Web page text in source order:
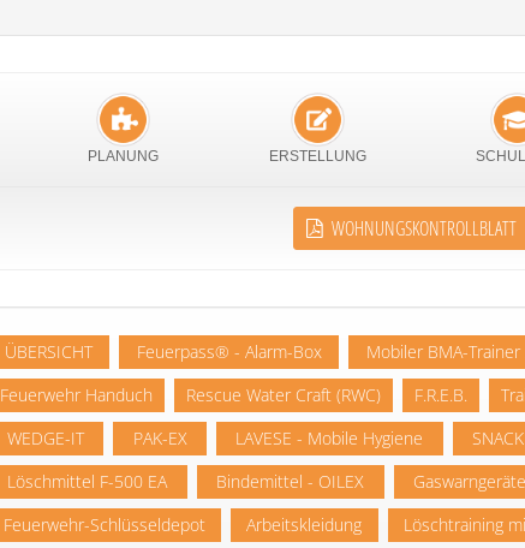
PLANUNG ERSTELLUNG
WOHNUNGSKONTROLLBLATT
ÜBERSICHT Feuerpass® - Alarm-Box Mobiler BMA-Trainer
Feuerwehr Handuch
Rescue Water Craft (RWC) F.R.E.B.
WEDGE-IT
PAK-EX LAVESE - Mobile Hygiene
Löschmittel F-500 EA
Bindemittel - OILEX Gaswarngeräte
Feuerwehr-Schlüsseldepot
Arbeitskleidung Löschtraining